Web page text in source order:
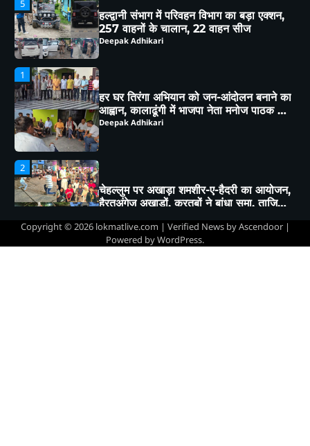
हर घर तिरंगा अभियान को जन-आंदोलन बनाने का
आह्वान, कालाढूंगी में भाजपा नेता मनोज पाठक ने
क्षेत्रवासियों संग किया विचार-विमर्श
Deepak Adhikari
2
चेहल्लुम पर अखाड़ा शमशीर-ए-हैदरी का आयोजन,
हैरतअंगेज़ अखाड़ों, करतबों ने बांधा समा, ताज़िया
दारों, दंगल विजेताओं व लंगर कमेटियों का हुआ
सम्मान
Deepak Adhikari
3
कत्युरी राजवंश के इतिहास को बचाने रानीबाग
शनि मंदिर के अतिक्रमण हटाने के लिए 9 अगस्त
को होगी स्वाभिमान रैली
Deepak Adhikari
हल्द्वानी:(बड़ी खबर)-भू-कानून उल्लंघन पर डीएम
Copyright © 2026 lokmatlive.com | Verified News byAscendoor|
Powered byWordPress.